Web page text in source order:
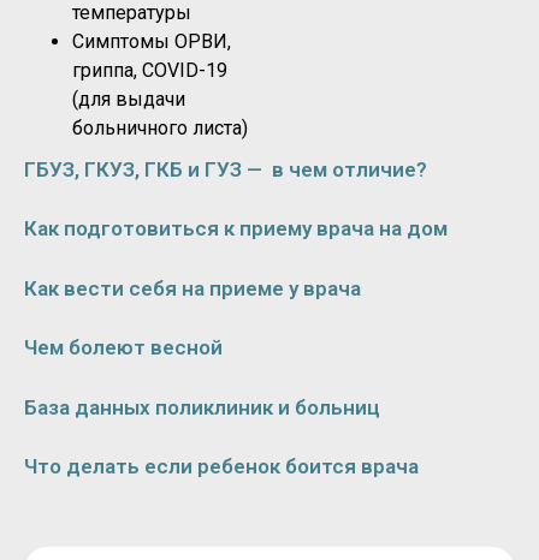
температуры
Симптомы ОРВИ,
гриппа, COVID-19
(для выдачи
больничного листа)
ГБУЗ, ГКУЗ, ГКБ и ГУЗ — в чем отличие?
Как подготовиться к приему врача на дом
Как вести себя на приеме у врача
Чем болеют весной
База данных поликлиник и больниц
Что делать если ребенок боится врача